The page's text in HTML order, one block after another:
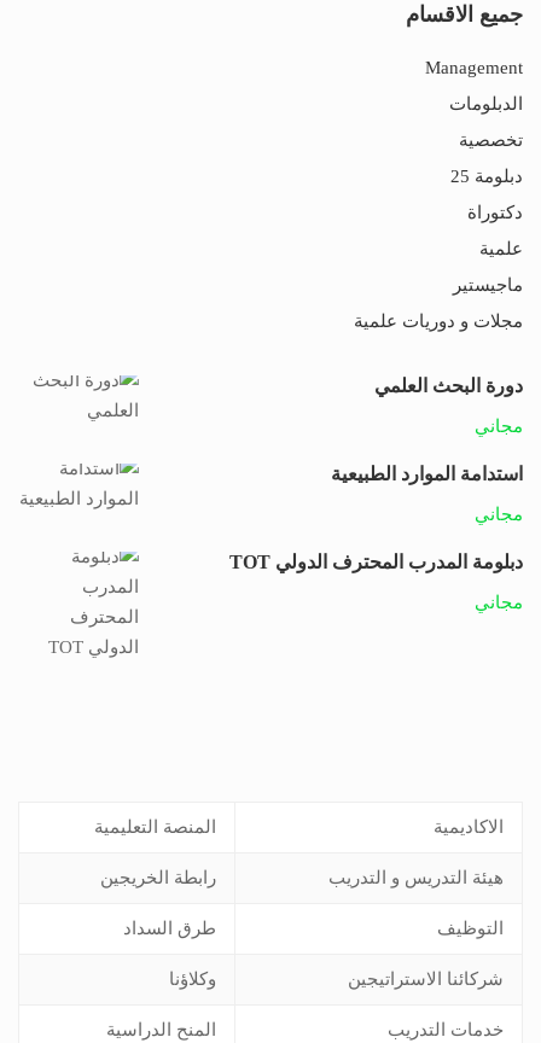
جميع الاقسام
Management
الدبلومات
تخصصية
دبلومة 25
دكتوراة
علمية
ماجيستير
مجلات و دوريات علمية
دورة البحث العلمي
مجاني
استدامة الموارد الطبيعية
مجاني
دبلومة المدرب المحترف الدولي TOT
مجاني
الاكاديمية المنصة التعليمية
هيئة التدريس و التدريب رابطة الخريجين
التوظيف طرق السداد
شركائنا الاستراتيجين وكلاؤنا
خدمات التدريب المنح الدراسية